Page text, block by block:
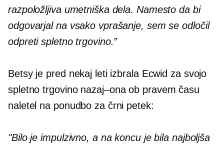
razpoložljiva umetniška dela. Namesto da bi
odgovarjal na vsako vprašanje, sem se odločil
odpreti spletno trgovino.”
Betsy je pred nekaj leti izbrala Ecwid za svojo
spletno trgovino nazaj–onaob pravem času
naletel na ponudbo za črni petek:
"Bilo je impulzivno, a na koncu je bila najboljša